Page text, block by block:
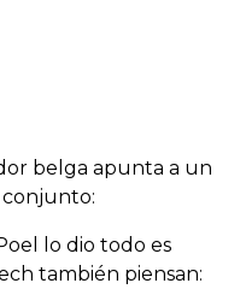
belga apunta a un
lo dio todo es
también piensan: